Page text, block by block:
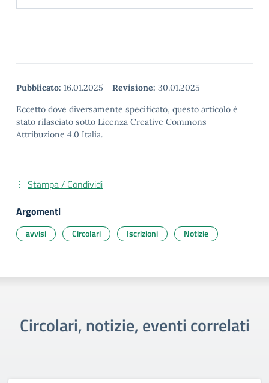
Pubblicato: 16.01.2025 - Revisione: 30.01.2025
Eccetto dove diversamente specificato, questo articolo è
stato rilasciato sotto Licenza Creative Commons
Attribuzione 4.0 Italia.
Stampa / Condividi
Argomenti
avvisi Circolari Iscrizioni Notizie
Circolari, notizie, eventi correlati